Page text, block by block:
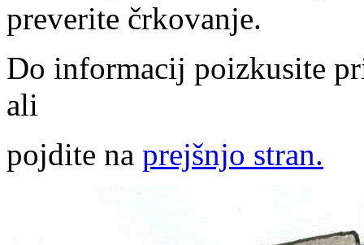
preverite črkovanje.
Do informacij poizkusite
ali
pojdite na prejšnjo stran.